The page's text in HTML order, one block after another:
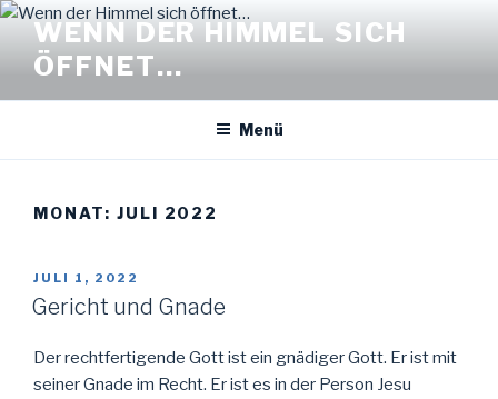
Zum
Inhalt
springen
WENN DER HIMMEL SICH
ÖFFNET…
Menü
MONAT: JULI 2022
VERÖFFENTLICHT
AM
JULI 1, 2022
Gericht und Gnade
Der rechtfertigende Gott ist ein gnädiger Gott. Er ist mit
seiner Gnade im Recht. Er ist es in der Person Jesu